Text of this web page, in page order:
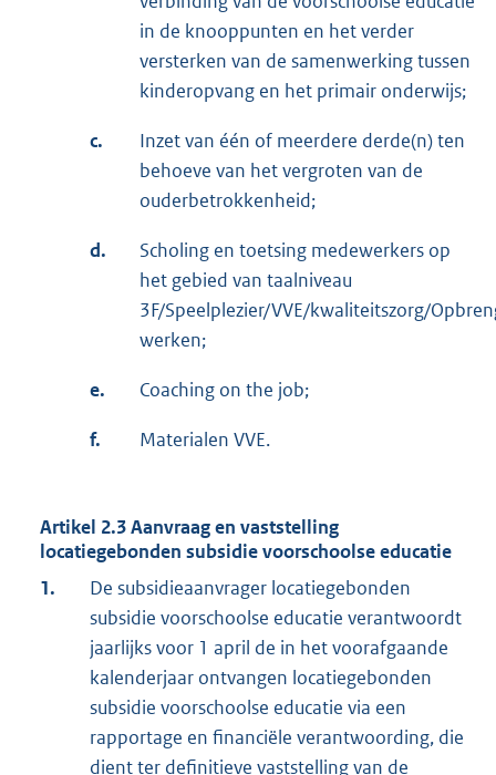
in de knooppunten en het verder
versterken van de samenwerking tussen
kinderopvang en het primair onderwijs;
c.
Inzet van één of meerdere derde(n) ten
behoeve van het vergroten van de
ouderbetrokkenheid;
d.
Scholing en toetsing medewerkers op
het gebied van taalniveau
3F/Speelplezier/VVE/kwaliteitszorg/
werken;
e. Coaching on the job;
f. Materialen VVE.
Artikel 2.3 Aanvraag en vaststelling
locatiegebonden subsidie voorschoolse educatie
1.
De subsidieaanvrager locatiegebonden
subsidie voorschoolse educatie verantwoordt
jaarlijks voor 1 april de in het voorafgaande
kalenderjaar ontvangen locatiegebonden
subsidie voorschoolse educatie via een
rapportage en financiële verantwoording, die
dient ter definitieve vaststelling van de